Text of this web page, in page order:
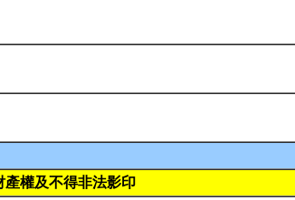
產權及不得非法影印